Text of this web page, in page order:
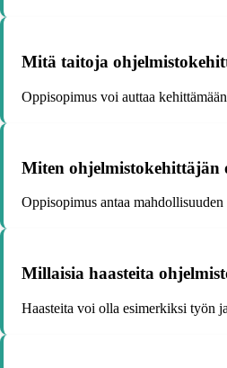
Mitä taitoja
Oppisopimus voi auttaa
Miten ohjelmistokehittäjän
Oppisopimus antaa
Millaisia haasteita
Haasteita voi olla esimerkiksi työn